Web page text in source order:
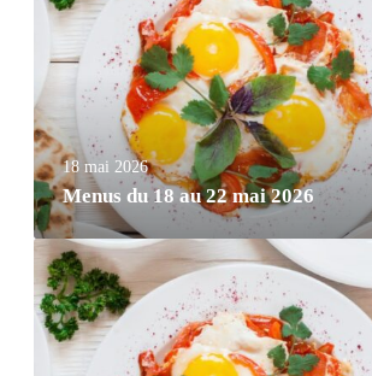
18 mai 2026
Menus du 18 au 22 mai 2026